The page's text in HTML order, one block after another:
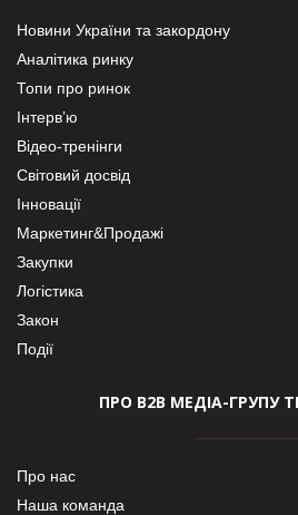
Новини України та закордону
Аналітика ринку
Топи про ринок
Інтерв’ю
Відео-тренінги
Світовий досвід
Інновації
Маркетинг&Продажі
Закупки
Логістика
Закон
Події
ПРО В2В МЕДІА-ГРУПУ
Про нас
Наша команда